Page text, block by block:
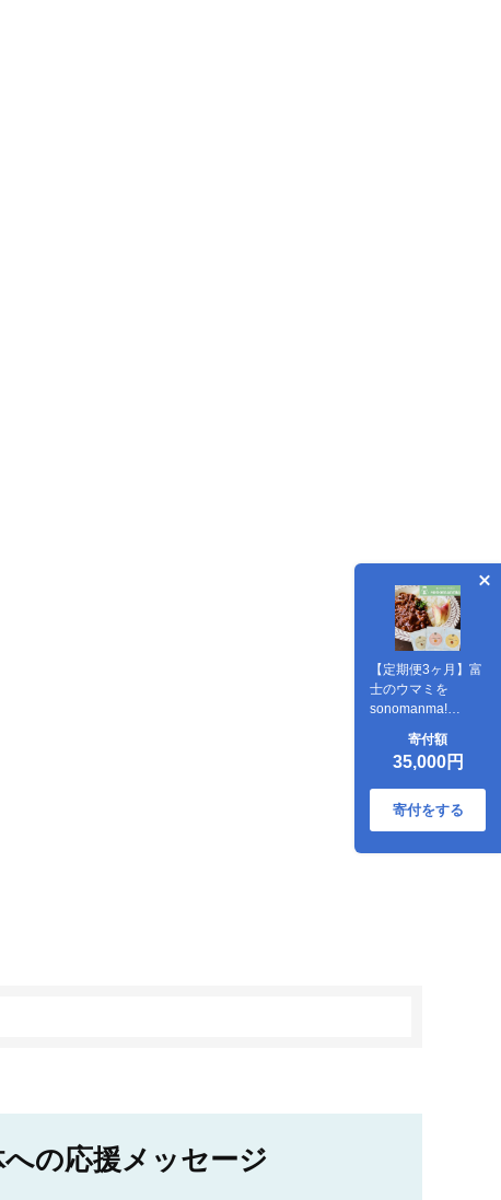
【定期便3ヶ月】富
士のウマミを
sonomanma!
ゴテンバポーク ス
ープカレーレトル
ト | スープカレー
ギフト 常温 非常食
保存食ローリング
寄付額
35,000円
寄付をする
への応援メッセージ